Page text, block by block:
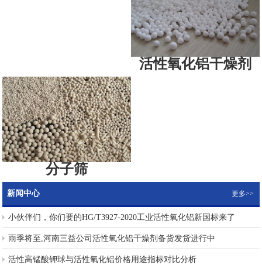
活性氧化铝干燥剂
分子筛
新闻中心 更多>>
小伙伴们，你们要的HG/T3927-2020工业活性氧化铝新国标来了
雨季将至,河南三益公司活性氧化铝干燥剂备货发货进行中
活性高锰酸钾球与活性氧化铝价格用途指标对比分析